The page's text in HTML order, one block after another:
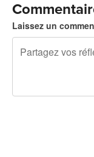
Laissez un